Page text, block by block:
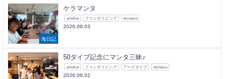
海日記
ケラマンタ
arkdive ファンダイビング okinawa
2026.08.03
50ダイブ記念にマンタ三昧♪
arkdive ファンダイビング アークダイブ okinawa
2026.08.02